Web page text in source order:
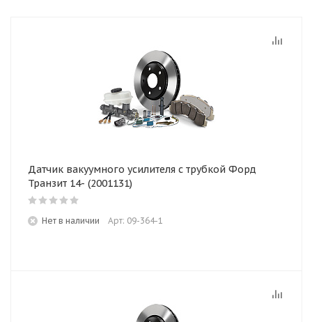
Датчик вакуумного усилителя с трубкой Форд
Транзит 14- (2001131)
Нет в наличии Арт: 09-364-1